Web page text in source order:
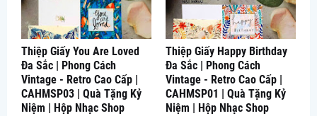
Thiệp Giấy You Are Loved
Đa Sắc | Phong Cách
Vintage - Retro Cao Cấp |
CAHMSP03 | Quà Tặng Kỷ
Niệm | Hộp Nhạc Shop
Thiệp Giấy Happy Birthday
Đa Sắc | Phong Cách
Vintage - Retro Cao Cấp |
CAHMSP01 | Quà Tặng Kỷ
Niệm | Hộp Nhạc Shop